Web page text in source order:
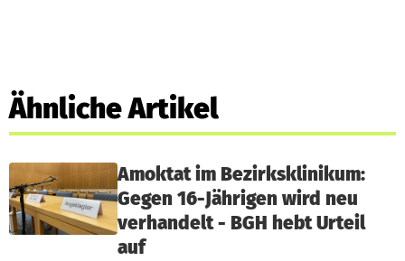
Ähnliche Artikel
Amoktat im Bezirksklinikum:
Gegen 16-Jährigen wird neu
verhandelt - BGH hebt Urteil
auf